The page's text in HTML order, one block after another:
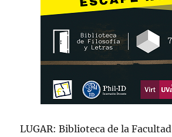
LUGAR: Biblioteca de la